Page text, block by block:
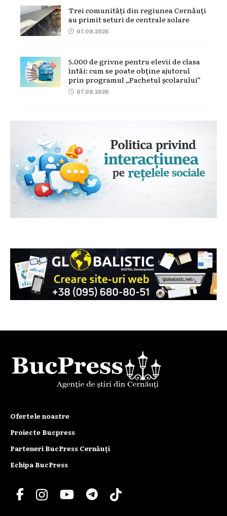
Trei comunități din regiunea Cernăuți
au primit seturi de centrale solare
07.08.2026
5.000 de grivne pentru elevii de clasa
întâi: cum se poate obține ajutorul
prin programul „Pachetul școlarului”
07.08.2026
Ofertele noastre
Proiecte Bucpress
Parteneri BucPress Cernăuți
Echipa BucPress